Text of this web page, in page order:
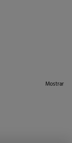
Mostrar